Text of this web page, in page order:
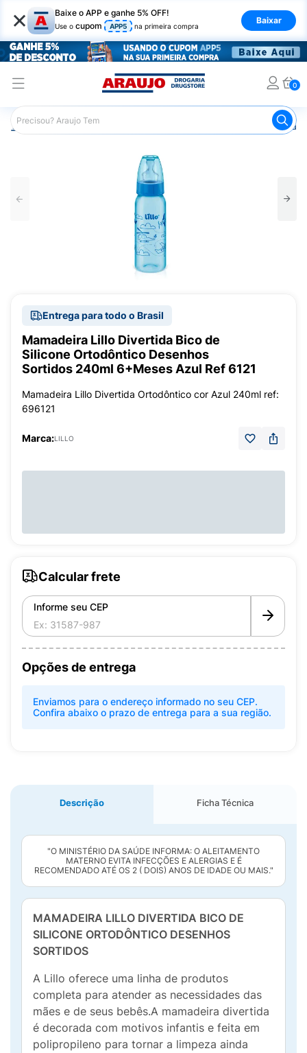
× Baixe o APP e ganhe 5% OFF!
Use o cupom APP5 na primeira compra
Baixar
0
Araujo Infantil
Entrega para todo o Brasil
Mamadeira Lillo Divertida Bico de
Silicone Ortodôntico Desenhos
Sortidos 240ml 6+Meses Azul Ref 6121
Mamadeira Lillo Divertida Ortodôntico cor Azul 240ml ref:
696121
Marca:LILLO
Calcular frete
Informe seu CEP
Opções de entrega
Enviamos para o endereço informado no seu CEP.
Confira abaixo o prazo de entrega para a sua região.
Descrição Ficha Técnica
"O MINISTÉRIO DA SAÚDE INFORMA: O ALEITAMENTO
MATERNO EVITA INFECÇÕES E ALERGIAS E É
RECOMENDADO ATÉ OS 2 ( DOIS) ANOS DE IDADE OU MAIS."
MAMADEIRA LILLO DIVERTIDA BICO DE
SILICONE ORTODÔNTICO DESENHOS
SORTIDOS
A Lillo oferece uma linha de produtos
completa para atender as necessidades das
mães e de seus bebês.A mamadeira divertida
é decorada com motivos infantis e feita em
polipropileno para tornar a limpeza ainda